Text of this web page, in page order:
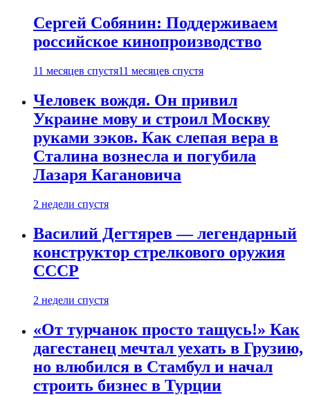
Сергей Собянин: Поддерживаем
российское кинопроизводство
11 месяцев спустя11 месяцев спустя
Человек вождя. Он привил
Украине мову и строил Москву
руками зэков. Как слепая вера в
Сталина вознесла и погубила
Лазаря Кагановича
2 недели спустя
Василий Дегтярев — легендарный
конструктор стрелкового оружия
СССР
2 недели спустя
«От турчанок просто тащусь!» Как
дагестанец мечтал уехать в Грузию,
но влюбился в Стамбул и начал
строить бизнес в Турции